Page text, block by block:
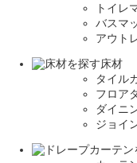
トイレ
バスマ
アウト
床材
タイル
フロア
ダイニ
ジョイ